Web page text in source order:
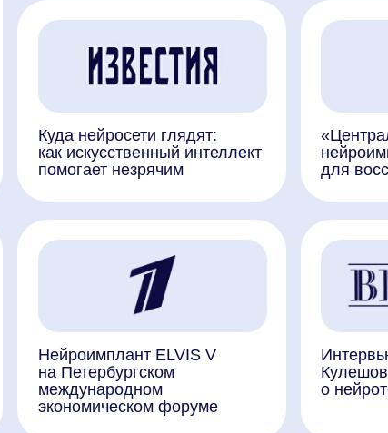
Нейроимплант ELVIS V
на Петербургском
международном
экономическом форуме
Интервью с
Кулешовым
о нейротехнологиях
Российские ученые вставили
обезьяне нейроимплант
Нейроимплант
вернет зрение